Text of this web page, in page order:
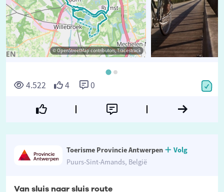
© OpenStreetMap contributors, Tracestrack
4.522 4 0
Toerisme Provincie Antwerpen
Volg
Puurs-Sint-Amands, België
Van sluis naar sluis route